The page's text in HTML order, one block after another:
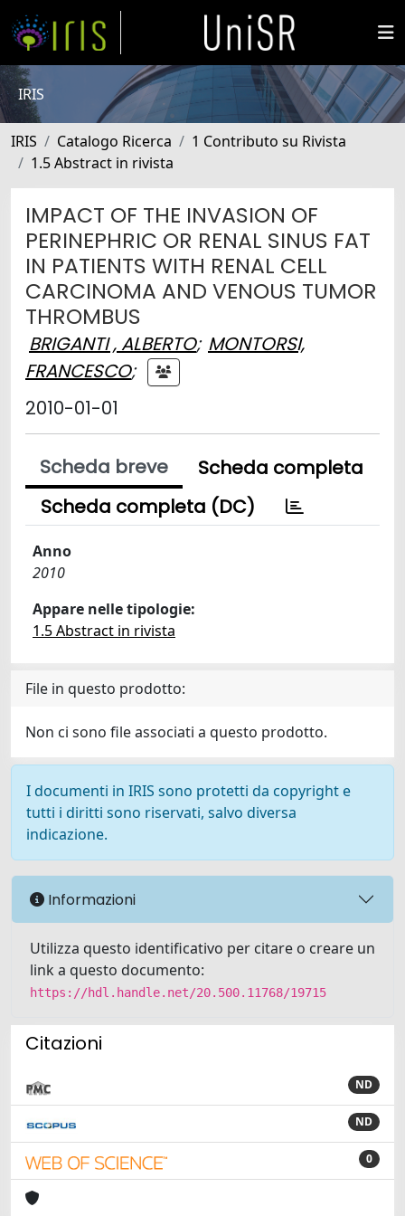
IRIS
IRIS Catalogo Ricerca
1 Contributo su Rivista
1.5 Abstract in rivista
IMPACT OF THE INVASION OF
PERINEPHRIC OR RENAL SINUS FAT
IN PATIENTS WITH RENAL CELL
CARCINOMA AND VENOUS TUMOR
THROMBUS
BRIGANTI , ALBERTO; MONTORSI,
FRANCESCO;
2010-01-01
Scheda breve
Scheda completa
Scheda completa (DC)
Anno
2010
Appare nelle tipologie:
1.5 Abstract in rivista
File in questo prodotto:
Non ci sono file associati a questo prodotto.
I documenti in IRIS sono protetti da copyright e
tutti i diritti sono riservati, salvo diversa
indicazione.
Informazioni
Utilizza questo identificativo per citare o creare un
link a questo documento:
https://hdl.handle.net/20.500.11768/19715
Citazioni
ND
ND
0